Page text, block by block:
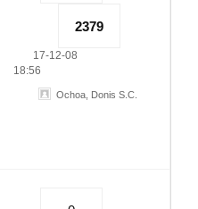
2379
17-12-08
18:56
Ochoa, Donis S.C.